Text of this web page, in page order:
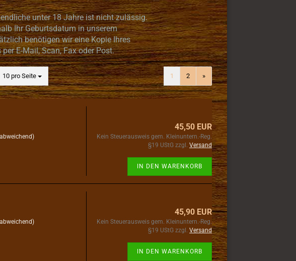
unter 18 Jahre ist nicht zulässig.
Ihr Geburtsdatum in unserem
benötigen wir eine Kopie Ihres
E-Mail, Scan, Fax oder Post.
10 pro Seite
pro Seite 1 2 »
45,50 EUR
Kein Steuerausweis gem. Kleinuntern.-Reg.
§19 UStG zzgl. Versand
IN DEN WARENKORB
45,90 EUR
Kein Steuerausweis gem. Kleinuntern.-Reg.
§19 UStG zzgl. Versand
IN DEN WARENKORB